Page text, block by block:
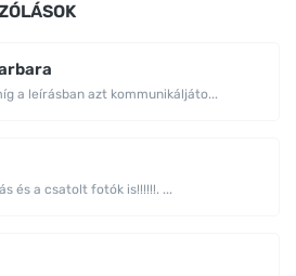
a leírásban azt kommunikáljáto...
és a csatolt fotók is!!!!!!. ...